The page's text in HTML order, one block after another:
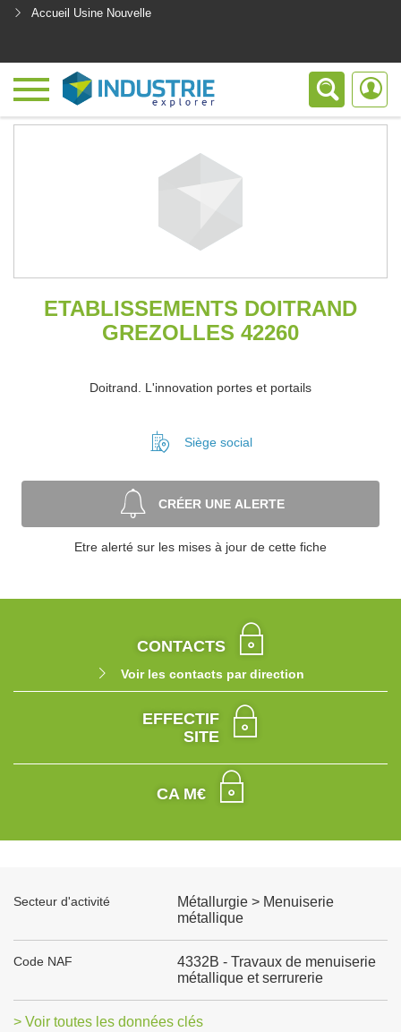
Accueil Usine Nouvelle
ETABLISSEMENTS DOITRAND
GREZOLLES 42260
Doitrand. L'innovation portes et portails
Siège social
CRÉER UNE ALERTE
Etre alerté sur les mises à jour de cette fiche
CONTACTS
Voir les contacts par direction
EFFECTIF
SITE
CA M€
Secteur d'activité
Métallurgie > Menuiserie
métallique
Code NAF
4332B - Travaux de menuiserie
métallique et serrurerie
> Voir toutes les données clés